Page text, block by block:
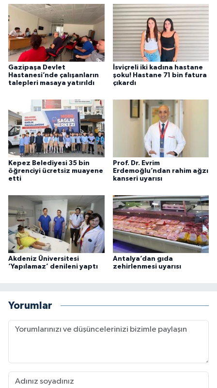
Gazipaşa Devlet
Hastanesi’nde çalışanların
talepleri masaya yatırıldı
İsviçreli iki kadına hastane
şoku! Hastane 71 bin fatura
çıkardı
Kepez Belediyesi 35 bin
öğrenciyi ücretsiz muayene
etti
Prof. Dr. Evrim
Erdemoğlu’ndan rahim ağzı
kanseri uyarısı
Akdeniz Üniversitesi
‘Yapılamaz’ denileni yaptı
Antalya’dan gıda
zehirlenmesi uyarısı
Yorumlar